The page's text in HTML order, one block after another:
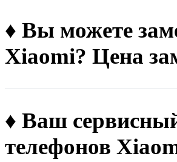
♦ Вы можете
Xiaomi? Цена
♦ Ваш
телефонов